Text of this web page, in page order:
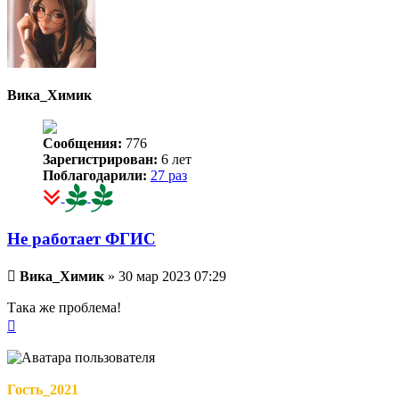
Вика_Химик
Сообщения: 776
Зарегистрирован: 6 лет
Поблагодарили: 27 раз
Не работает ФГИС
Непрочитанное
сообщение
Вика_Химик » 30 мар 2023 07:29
Така же проблема!
началу
Гость_2021